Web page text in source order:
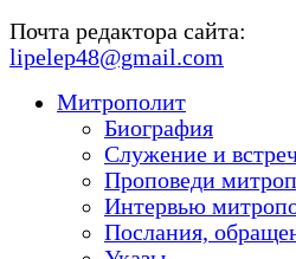
Почта редактора сайта:
lipelep48@gmail.com
Митрополит
Биография
Служение и
Проповеди
Интервью
Послания,